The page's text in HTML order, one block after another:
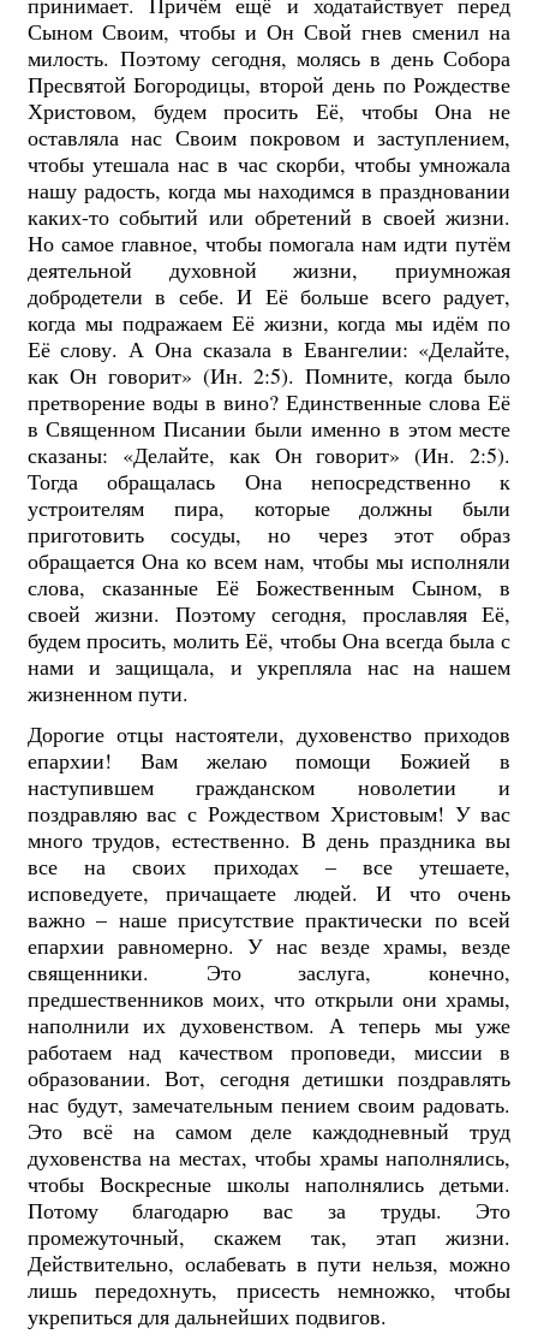
Сыном Своим, чтобы и Он Свой гнев сменил на
милость.Поэтому сегодня, молясь в день Собора
Пресвятой Богородицы, второй день по Рождестве
Христовом, будем просить Её, чтобы Она не
оставляла нас Своим покровом и заступлением,
чтобы утешала нас в час скорби, чтобы умножала
нашу радость, когда мы находимся в праздновании
каких-то событий или обретений в своей жизни.
Но самое главное, чтобы помогала нам идти путём
деятельной духовной жизни, приумножая
добродетели в себе. И Её больше всего радует,
когда мы подражаем Её жизни, когда мы идём по
Её слову. А Она сказала в Евангелии: «Делайте,
как Он говорит» (Ин. 2:5). Помните, когда было
претворение воды в вино? Единственные слова Её
в Священном Писании были именно в этом месте
сказаны: «Делайте, как Он говорит» (Ин. 2:5).
Тогда обращалась Она непосредственно к
устроителям пира, которые должны были
приготовить сосуды, но через этот образ
обращается Она ко всем нам, чтобы мы исполняли
слова, сказанные Её Божественным Сыном, в
своей жизни. Поэтому сегодня, прославляя Её,
будем просить, молить Её, чтобы Она всегда была с
нами и защищала, и укрепляла нас на нашем
жизненном пути.
Дорогие отцы настоятели, духовенство приходов
епархии! Вам желаю помощи Божией в
наступившем гражданском новолетии и
поздравляю вас с Рождеством Христовым! У вас
много трудов, естественно. В день праздника вы
все на своих приходах – все утешаете,
исповедуете, причащаете людей. И что очень
важно – наше присутствие практически по всей
епархии равномерно. У нас везде храмы, везде
священники. Это заслуга, конечно,
предшественников моих, что открыли они храмы,
наполнили их духовенством. А теперь мы уже
работаем над качеством проповеди, миссии в
образовании. Вот, сегодня детишки поздравлять
нас будут, замечательным пением своим радовать.
Это всё на самом деле каждодневный труд
духовенства на местах, чтобы храмы наполнялись,
чтобы Воскресные школы наполнялись детьми.
Потому благодарю вас за труды. Это
промежуточный, скажем так, этап жизни.
Действительно, ослабевать в пути нельзя, можно
лишь передохнуть, присесть немножко, чтобы
укрепиться для дальнейших подвигов.